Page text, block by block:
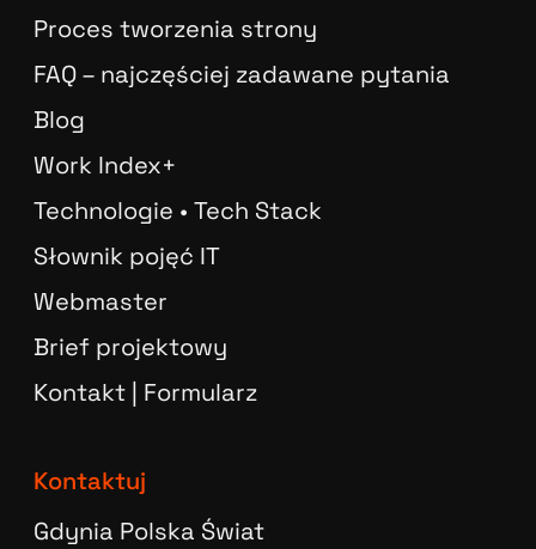
Proces tworzenia strony
FAQ – najczęściej zadawane pytania
Blog
Work Index+
Technologie • Tech Stack
Słownik pojęć IT
Webmaster
Brief projektowy
Kontakt | Formularz
Kontaktuj
Gdynia Polska Świat